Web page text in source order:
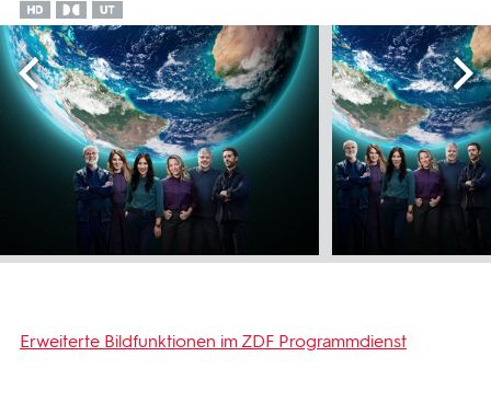
Erweiterte Bildfunktionen im ZDF Programmdienst